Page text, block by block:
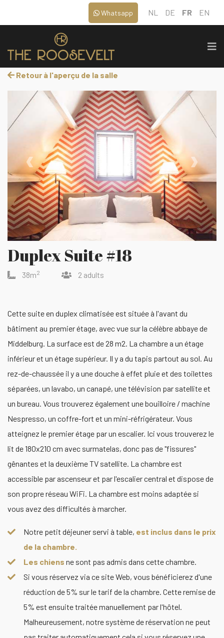
NL DE FR EN
Whatsapp
Retour à l'aperçu de la salle
‹ ›
Duplex Suite #18
38m2 2 adults
Cette suite en duplex climatisée est située à l'avant du
bâtiment au premier étage, avec vue sur la célèbre abbaye de
Middelburg. La surface est de 28 m2. La chambre a un étage
inférieur et un étage supérieur. Il y a du tapis partout au sol. Au
rez-de-chaussée il y a une douche à effet pluie et des toilettes
séparées, un lavabo, un canapé, une télévision par satellite et
un bureau. Vous trouverez également une bouilloire / machine
Nespresso, un coffre-fort et un mini-réfrigérateur. Vous
atteignez le premier étage par un escalier. Ici vous trouverez le
lit de 180x210 cm avec surmatelas, donc pas de "fissures"
gênantes et la deuxième TV satellite. La chambre est
accessible par ascenseur et par l'escalier central et dispose de
son propre réseau WiFi. La chambre est moins adaptée si
vous avez des difficultés à marcher.
Notre petit déjeuner servi à table, est inclus dans le prix
de la chambre.
Les chiens ne sont pas admis dans cette chambre.
Si vous réservez via ce site Web, vous bénéficierez d'une
réduction de 5% sur le tarif de la chambre. Cette remise de
5% est ensuite traitée manuellement par l'hôtel.
Malheureusement, notre système de réservation ne peut